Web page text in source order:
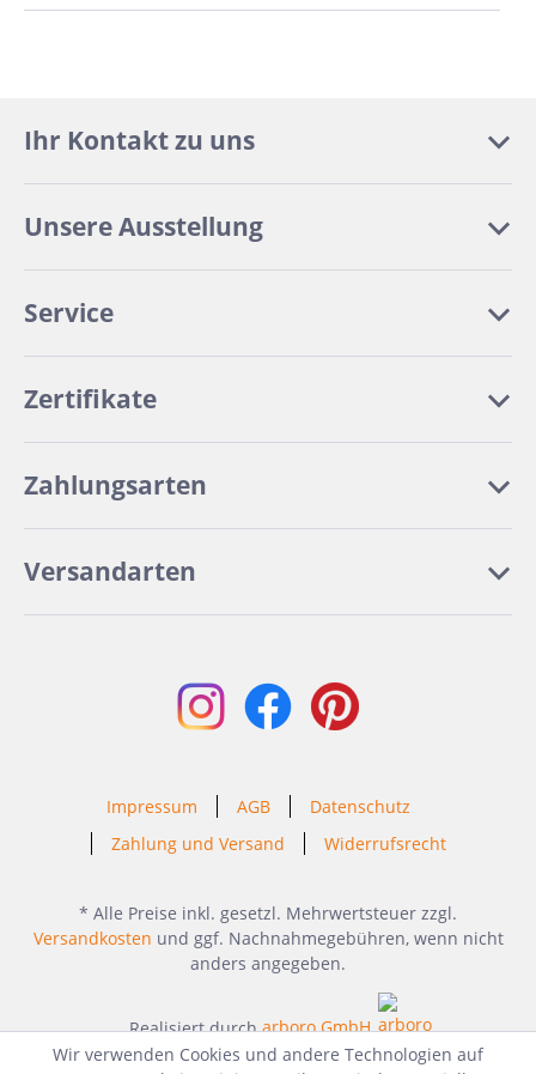
Ihr Kontakt zu uns
Unsere Ausstellung
Service
Zertifikate
Zahlungsarten
Versandarten
Impressum AGB
Datenschutz
Zahlung und Versand
Widerrufsrecht
* Alle Preise inkl. gesetzl. Mehrwertsteuer zzgl.
Versandkosten und ggf. Nachnahmegebühren, wenn nicht
anders angegeben.
Realisiert durcharboro GmbH
Wir verwenden Cookies und andere Technologien auf